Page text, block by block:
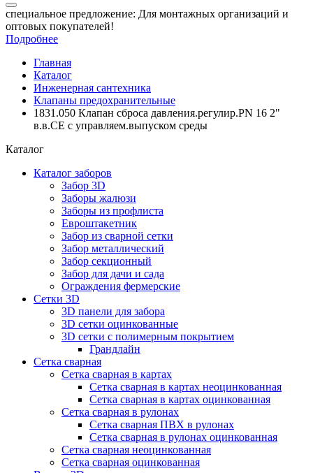
специальное предложение: Для монтажных организаций и
оптовых покупателей!
Подробнее
Главная
Каталог
Инженерная сантехника
Клапаны предохранительные
1831.050 Клапан сброса давления.регулир.PN 16 2"
в.в.СЕ с управляем.выпуском среды
Каталог
Каталог заборов
Забор 3D
Заборы жалюзи
Заборы из профлиста
Евроштакетник
Забор из сварной сетки
Забор металлический
Забор секционный
Забор для дачи и сада
Ограждения фермерские
Сетки 3D
3D панели для забора
3D сетки оцинкованные
3D сетки с полимерным покрытием
Грандлайн
Сетка сварная
Сетка сварная в картах
Сетка сварная в картах неоцинкованная
Сетка сварная в картах оцинкованная
Сетка сварная в рулонах
Cетка сварная ПВХ в рулонах
Сетка сварная в рулонах оцинкованная
Сетка сварная неоцинкованная
Сетка сварная оцинкованная